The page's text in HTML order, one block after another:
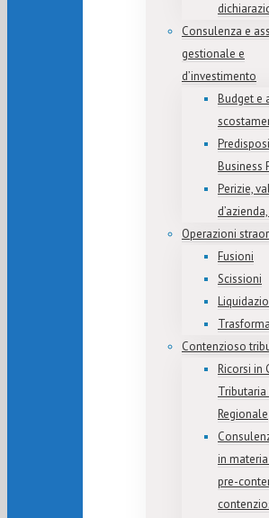
Consulenza e
gestionale e
d’investimento
Budget e
Business
Perizie,
Operazioni
Fusioni
Scissioni
Contenzioso
Ricorsi in
Regionale
in
pre-